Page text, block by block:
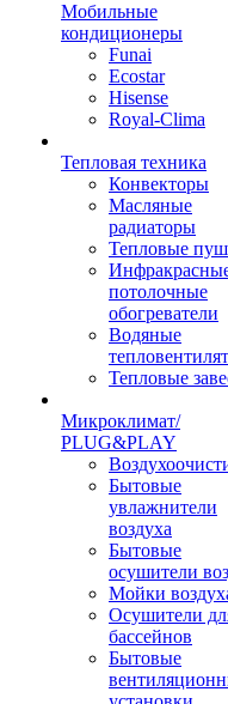
Мобильные
кондиционеры
Funai
Ecostar
Hisense
Royal-Clima
Тепловая техника
Конвекторы
Масляные
радиаторы
Тепловые
потолочные
обогреватели
Водяные
Тепловые
Микроклимат/
PLUG&PLAY
Бытовые
увлажнители
воздуха
Бытовые
осушители
Мойки
Осушители
бассейнов
Бытовые